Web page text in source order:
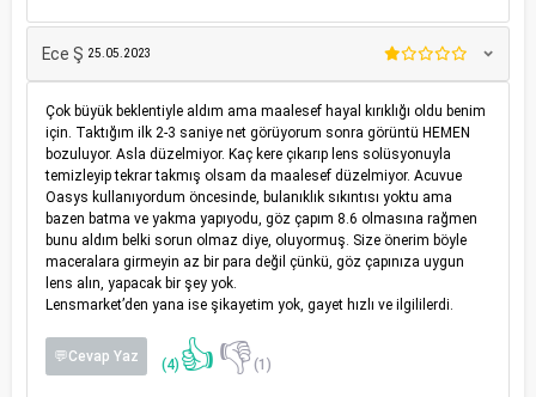
Ece Ş 25.05.2023
Çok büyük beklentiyle aldım ama maalesef hayal kırıklığı oldu benim
için. Taktığım ilk 2-3 saniye net görüyorum sonra görüntü HEMEN
bozuluyor. Asla düzelmiyor. Kaç kere çıkarıp lens solüsyonuyla
temizleyip tekrar takmış olsam da maalesef düzelmiyor. Acuvue
Oasys kullanıyordum öncesinde, bulanıklık sıkıntısı yoktu ama
bazen batma ve yakma yapıyodu, göz çapım 8.6 olmasına rağmen
bunu aldım belki sorun olmaz diye, oluyormuş. Size önerim böyle
maceralara girmeyin az bir para değil çünkü, göz çapınıza uygun
lens alın, yapacak bir şey yok.
Lensmarket’den yana ise şikayetim yok, gayet hızlı ve ilgililerdi.
💬Cevap Yaz (4) 👍👎(1)